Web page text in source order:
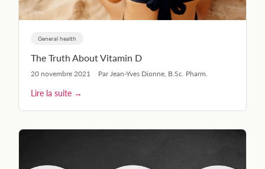
General health
The Truth About Vitamin D
20 novembre 2021 Par Jean-Yves Dionne, B.Sc. Pharm.
Lire la suite →